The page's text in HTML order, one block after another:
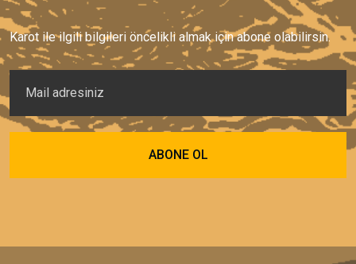
Karot ile ilgili bilgileri öncelikli almak için abone olabilirsin.